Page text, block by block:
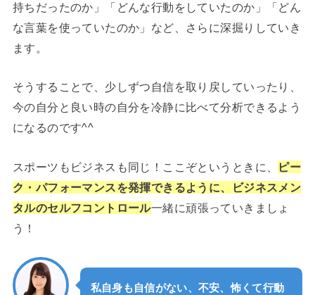
持ちだったのか」「どんな行動をしていたのか」「どん
な言葉を使っていたのか」など、さらに深掘りしていき
ます。
そうすることで、少しずつ自信を取り戻していったり、
今の自分と良い時の自分を冷静に比べて分析できるよう
になるのです^^
スポーツもビジネスも同じ！ここぞというときに、
ピー
ク・パフォーマンスを発揮できるように、ビジネスメン
タルのセルフコントロール一緒に頑張っていきましょ
う！
私自身も自信がない、不安、怖くて行動